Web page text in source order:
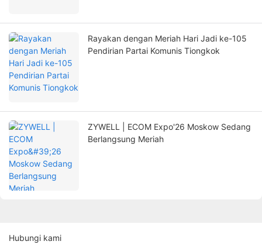
Rayakan dengan Meriah Hari Jadi ke-105
Pendirian Partai Komunis Tiongkok
ZYWELL | ECOM Expo'26 Moskow Sedang
Berlangsung Meriah
Hubungi kami